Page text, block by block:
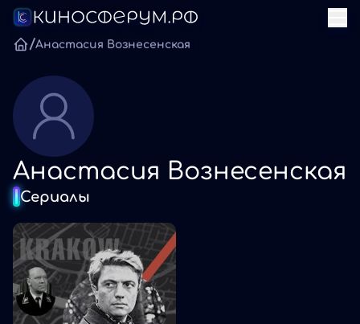
/Анастасия Вознесенская
Анастасия Вознесенская
Сериалы